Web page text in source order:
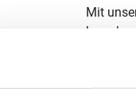
Mit
Details